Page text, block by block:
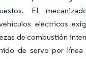
El
eléctricos
de combustión
de servo por línea